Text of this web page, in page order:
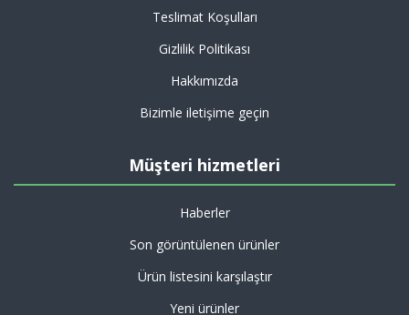
Teslimat Koşulları
Gizlilik Politikası
Hakkımızda
Bizimle iletişime geçin
Müşteri hizmetleri
Haberler
Son görüntülenen ürünler
Ürün listesini karşılaştır
Yeni ürünler